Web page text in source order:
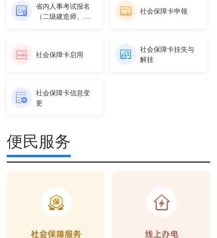
省内人事考试报名
（二级建造师、基
社会保障卡申领
社会保障卡启用
社会保障卡挂失与
解挂
社会保障卡信息变
更
便民服务